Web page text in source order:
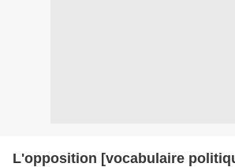
L'opposition [vocabulaire